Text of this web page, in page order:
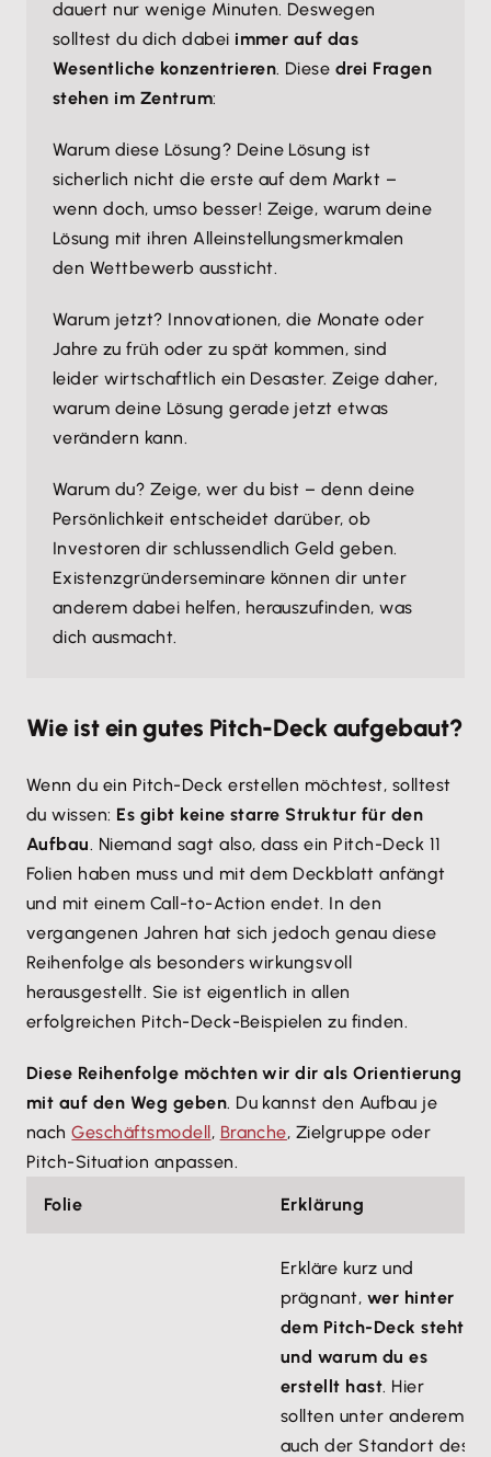
dauert nur wenige Minuten. Deswegen
solltest du dich dabei immer auf das
Wesentliche konzentrieren. Diese drei Fragen
stehen im Zentrum:
Warum diese Lösung? Deine Lösung ist
sicherlich nicht die erste auf dem Markt –
wenn doch, umso besser! Zeige, warum deine
Lösung mit ihren Alleinstellungsmerkmalen
den Wettbewerb aussticht.
Warum jetzt? Innovationen, die Monate oder
Jahre zu früh oder zu spät kommen, sind
leider wirtschaftlich ein Desaster. Zeige daher,
warum deine Lösung gerade jetzt etwas
verändern kann.
Warum du? Zeige, wer du bist – denn deine
Persönlichkeit entscheidet darüber, ob
Investoren dir schlussendlich Geld geben.
Existenzgründerseminare können dir unter
anderem dabei helfen, herauszufinden, was
dich ausmacht.
Wie ist ein gutes Pitch-Deck aufgebaut?
Wenn du ein Pitch-Deck erstellen möchtest, solltest
du wissen: Es gibt keine starre Struktur für den
Aufbau. Niemand sagt also, dass ein Pitch-Deck 11
Folien haben muss und mit dem Deckblatt anfängt
und mit einem Call-to-Action endet. In den
vergangenen Jahren hat sich jedoch genau diese
Reihenfolge als besonders wirkungsvoll
herausgestellt. Sie ist eigentlich in allen
erfolgreichen Pitch-Deck-Beispielen zu finden.
Diese Reihenfolge möchten wir dir als Orientierung
mit auf den Weg geben. Du kannst den Aufbau je
nachGeschäftsmodell, Branche, Zielgruppe oder
Pitch-Situation anpassen.
Folie Erklärung
Erkläre kurz und
prägnant, wer hinter
dem Pitch-Deck steht
und warum du es
erstellt hast. Hier
sollten unter anderem
auch der Standort des